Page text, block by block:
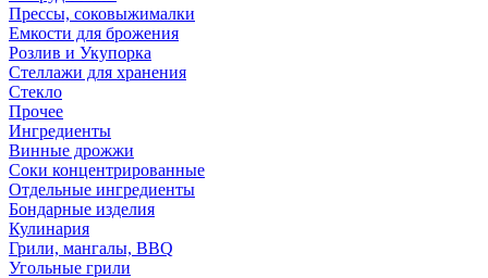
Прессы, соковыжималки
Емкости для брожения
Розлив и Укупорка
Стеллажи для хранения
Стекло
Прочее
Ингредиенты
Винные дрожжи
Соки концентрированные
Отдельные ингредиенты
Бондарные изделия
Кулинария
Грили, мангалы, BBQ
Угольные грили